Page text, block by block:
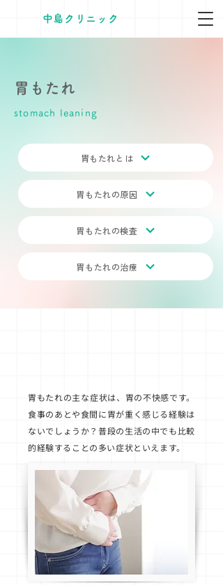
​中島クリニック
胃もたれ
stomach leaning
胃もたれとは
胃もたれの原因
胃もたれの検査
胃もたれの治療
胃もたれの主な症状は、胃の不快感です。
食事のあとや食間に胃が重く感じる経験は
ないでしょうか？普段の生活の中でも比較
的経験することの多い症状といえます。